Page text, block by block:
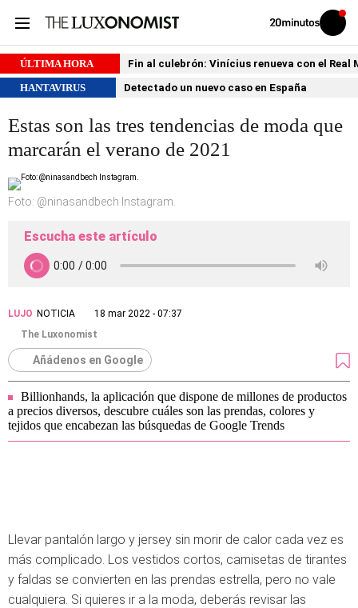
Volver
Iniciar
sesión
ÚLTIMA HORA
Fin al culebrón: Vinícius renueva con el Real
HANTAVIRUS
Detectado un nuevo caso en España
Estas son las tres tendencias de moda que
marcarán el verano de 2021
Foto: @ninasandbech Instagram.
Escucha este artículo
LUJO NOTICIA
18 mar 2022 - 07:37
The Luxonomist
Añádenos en Google
Billionhands, la aplicación que dispone de millones de productos
a precios diversos, descubre cuáles son las prendas, colores y
tejidos que encabezan las búsquedas de Google Trends
Llevar pantalón largo y jersey sin morir de calor cada vez es
más complicado. Los vestidos cortos, camisetas de tirantes
y faldas se convierten en las prendas estrella, pero no vale
cualquiera. Si quieres ir a la moda, deberás revisar las